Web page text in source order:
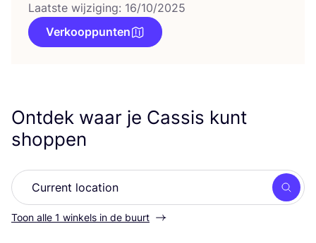
Laatste wijziging: 16/10/2025
Verkooppunten
Ontdek waar je Cassis kunt
shoppen
Zoek
Toon alle 1 winkels in de buurt